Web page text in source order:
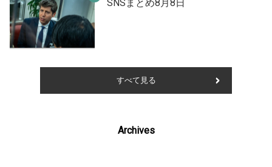
SNSまとめ8月8日
すべて見る
Archives